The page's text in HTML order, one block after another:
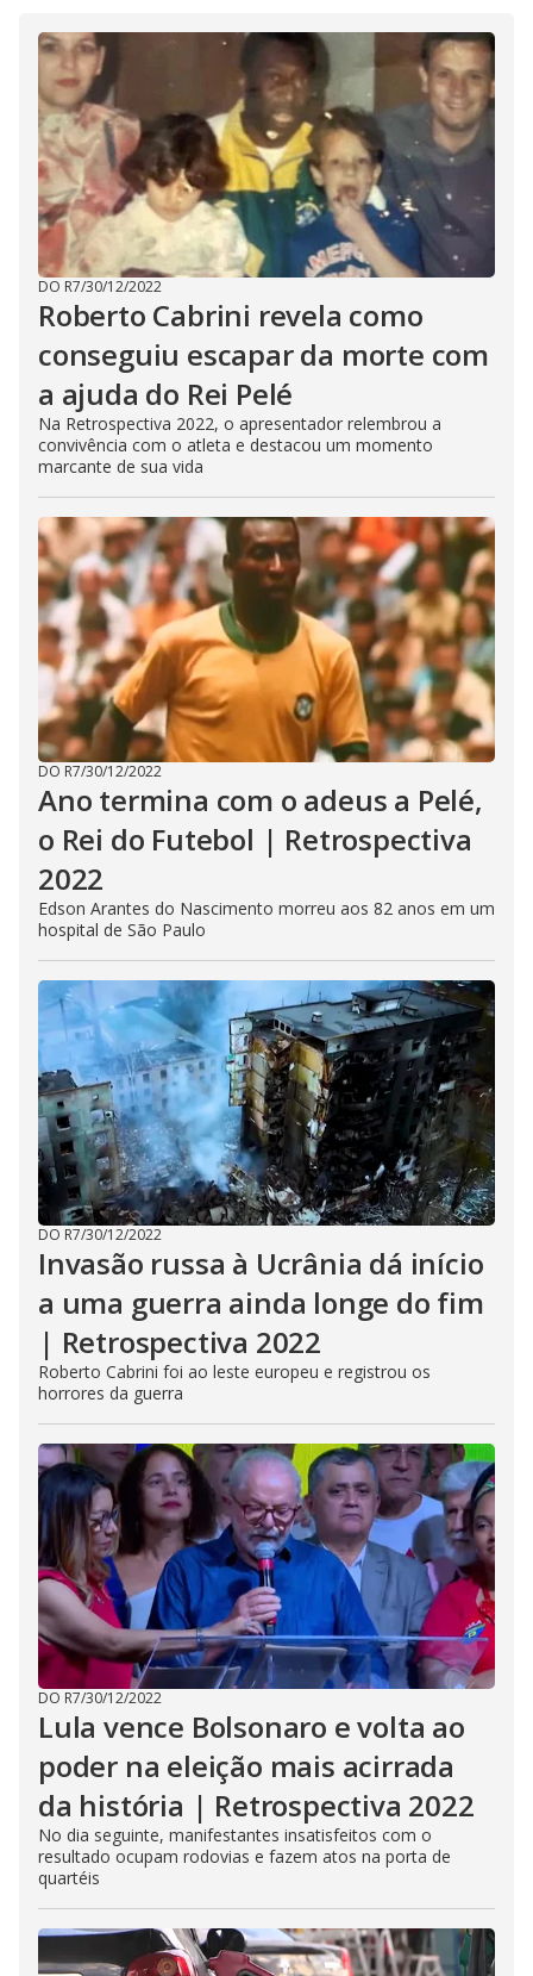
e
o
DO R7/30/12/2022
Roberto Cabrini revela como
conseguiu escapar da morte com
a ajuda do Rei Pelé
Na Retrospectiva 2022, o apresentador relembrou a
convivência com o atleta e destacou um momento
marcante de sua vida
DO R7/30/12/2022
Ano termina com o adeus a Pelé,
o Rei do Futebol | Retrospectiva
2022
Edson Arantes do Nascimento morreu aos 82 anos em um
hospital de São Paulo
DO R7/30/12/2022
Invasão russa à Ucrânia dá início
a uma guerra ainda longe do fim
| Retrospectiva 2022
Roberto Cabrini foi ao leste europeu e registrou os
horrores da guerra
DO R7/30/12/2022
Lula vence Bolsonaro e volta ao
poder na eleição mais acirrada
da história | Retrospectiva 2022
No dia seguinte, manifestantes insatisfeitos com o
resultado ocupam rodovias e fazem atos na porta de
quartéis